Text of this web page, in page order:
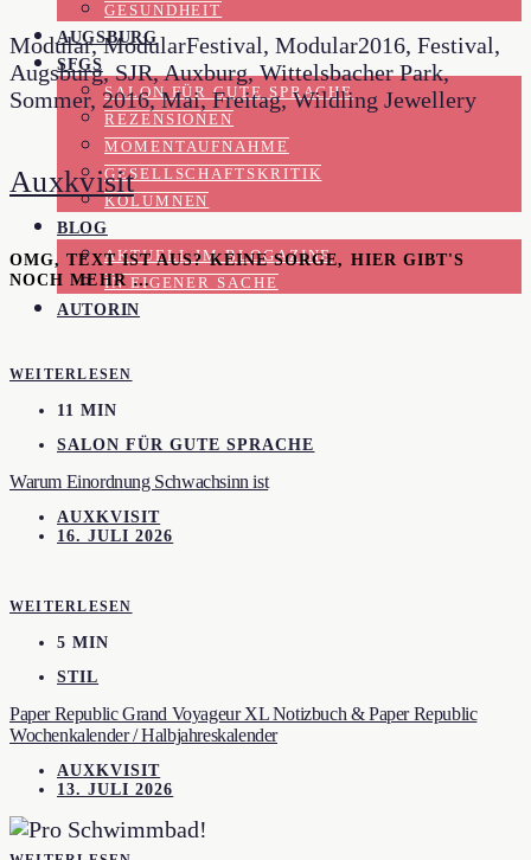
GESUNDHEIT
AUGSBURG
SFGS
SALON FÜR GUTE SPRACHE
REZENSIONEN
MOMENTAUFNAHME
GESELLSCHAFTSKRITIK
KOLUMNEN
BLOG
AKTUELL IM BLOGAZINE
IN EIGENER SACHE
AUTORIN
Modular, ModularFestival, Modular2016, Festival,
Augsburg, SJR, Auxburg, Wittelsbacher Park,
Sommer, 2016, Mai, Freitag, Wildling Jewellery
Auxkvisit
OMG, TEXT IST AUS? KEINE SORGE, HIER GIBT'S
NOCH MEHR …
WEITERLESEN
11 MIN
SALON FÜR GUTE SPRACHE
Warum Einordnung Schwachsinn ist
AUXKVISIT
16. JULI 2026
WEITERLESEN
5 MIN
STIL
Paper Republic Grand Voyageur XL Notizbuch & Paper Republic
Wochenkalender / Halbjahreskalender
AUXKVISIT
13. JULI 2026